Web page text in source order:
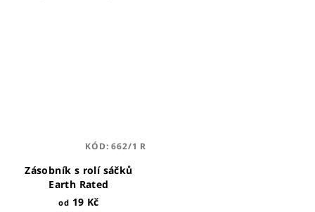
Zásobník s rolí sáčků
Earth Rated
od 19 Kč
KÓD:662/1 R